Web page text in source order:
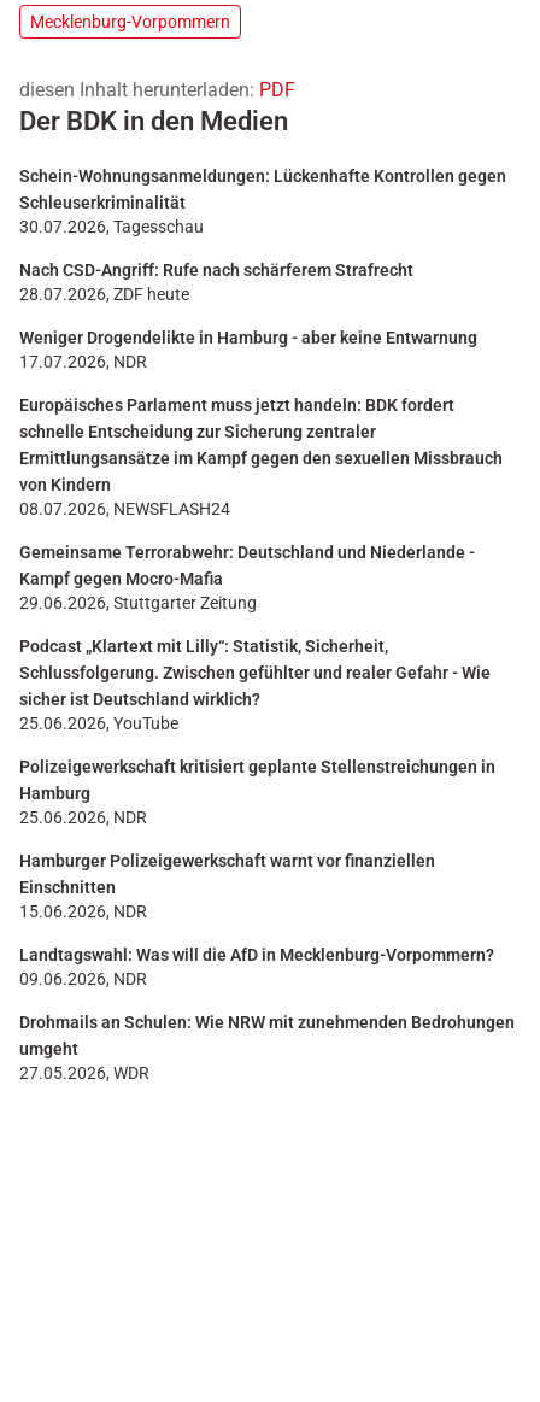
Mecklenburg-Vorpommern
diesen Inhalt herunterladen: PDF
Der BDK in den Medien
Schein-Wohnungsanmeldungen: Lückenhafte Kontrollen gegen
Schleuserkriminalität
30.07.2026, Tagesschau
Nach CSD-Angriff: Rufe nach schärferem Strafrecht
28.07.2026, ZDF heute
Weniger Drogendelikte in Hamburg - aber keine Entwarnung
17.07.2026, NDR
Europäisches Parlament muss jetzt handeln: BDK fordert
schnelle Entscheidung zur Sicherung zentraler
Ermittlungsansätze im Kampf gegen den sexuellen Missbrauch
von Kindern
08.07.2026, NEWSFLASH24
Gemeinsame Terrorabwehr: Deutschland und Niederlande -
Kampf gegen Mocro-Mafia
29.06.2026, Stuttgarter Zeitung
Podcast „Klartext mit Lilly“: Statistik, Sicherheit,
Schlussfolgerung. Zwischen gefühlter und realer Gefahr - Wie
sicher ist Deutschland wirklich?
25.06.2026, YouTube
Polizeigewerkschaft kritisiert geplante Stellenstreichungen in
Hamburg
25.06.2026, NDR
Hamburger Polizeigewerkschaft warnt vor finanziellen
Einschnitten
15.06.2026, NDR
Landtagswahl: Was will die AfD in Mecklenburg-Vorpommern?
09.06.2026, NDR
Drohmails an Schulen: Wie NRW mit zunehmenden Bedrohungen
umgeht
27.05.2026, WDR